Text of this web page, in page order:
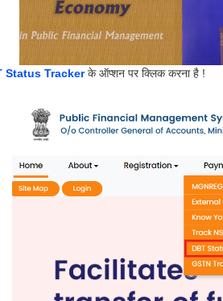
Status Trackerके ऑप्शन पर क्लिक करना है !